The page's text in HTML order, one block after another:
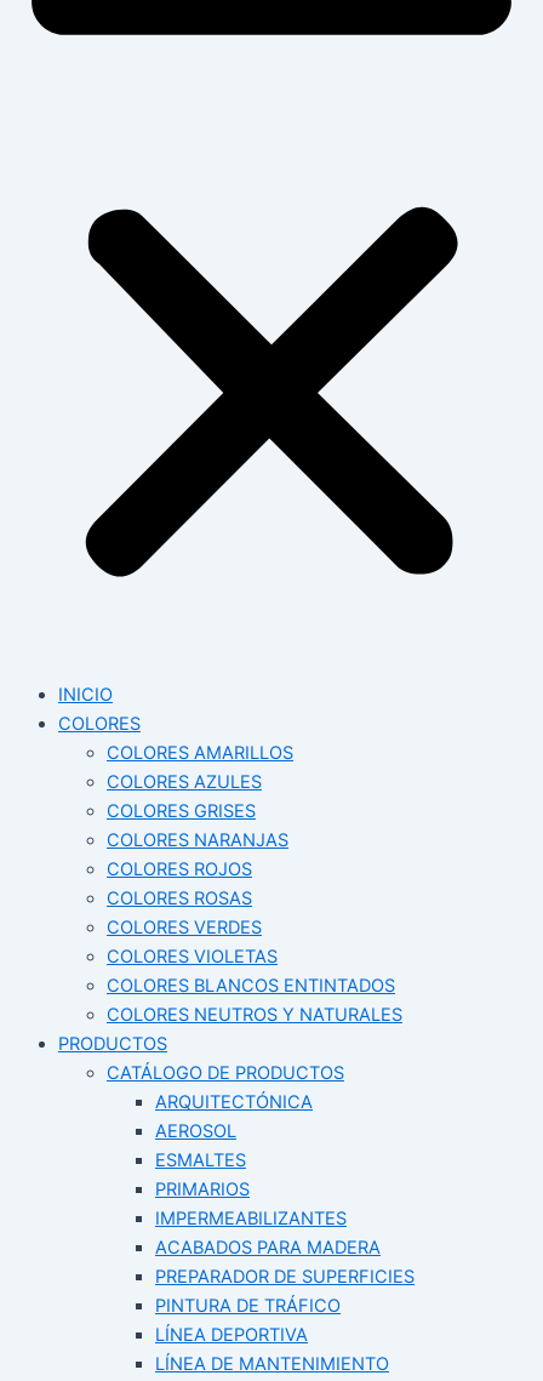
INICIO
COLORES
COLORES AMARILLOS
COLORES AZULES
COLORES GRISES
COLORES NARANJAS
COLORES ROJOS
COLORES ROSAS
COLORES VERDES
COLORES VIOLETAS
COLORES BLANCOS ENTINTADOS
COLORES NEUTROS Y NATURALES
PRODUCTOS
CATÁLOGO DE PRODUCTOS
ARQUITECTÓNICA
AEROSOL
ESMALTES
PRIMARIOS
IMPERMEABILIZANTES
ACABADOS PARA MADERA
PREPARADOR DE SUPERFICIES
PINTURA DE TRÁFICO
LÍNEA DEPORTIVA
LÍNEA DE MANTENIMIENTO